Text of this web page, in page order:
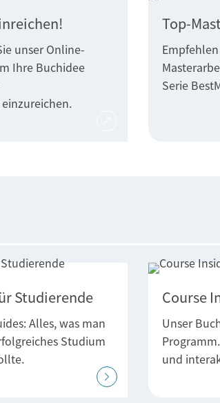
unser Online-
Ihre Buchidee
Top-
Serie
Studierende
Alles, was man
Studium
Course
Unser
und